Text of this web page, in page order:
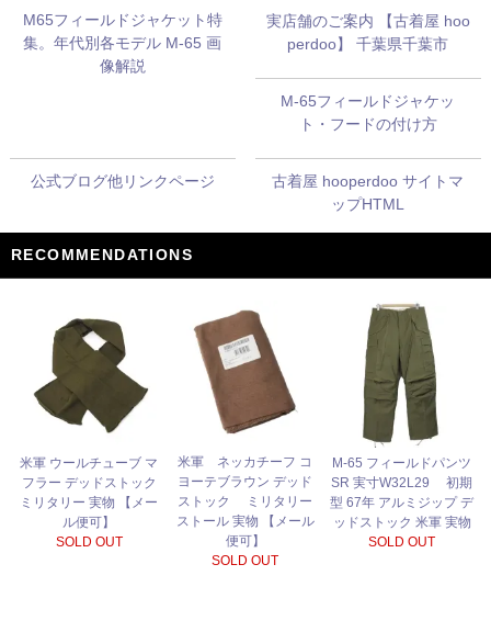
M65フィールドジャケット特
集。年代別各モデル M-65 画
像解説
実店舗のご案内 【古着屋 hoo
perdoo】 千葉県千葉市
M-65フィールドジャケッ
ト・フードの付け方
公式ブログ他リンクページ
古着屋 hooperdoo サイトマ
ップHTML
RECOMMENDATIONS
米軍 ウールチューブ マ
フラー デッドストック
ミリタリー 実物 【メー
ル便可】
SOLD OUT
米軍 ネッカチーフ コ
ヨーテブラウン デッド
ストック ミリタリー
ストール 実物 【メール
便可】
SOLD OUT
M-65 フィールドパンツ
SR 実寸W32L29 初期
型 67年 アルミジップ デ
ッドストック 米軍 実物
SOLD OUT